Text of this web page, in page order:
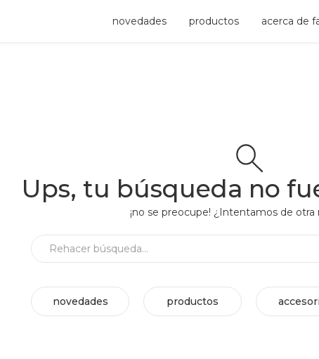
novedades productos acerca de
Ups, tu búsqueda no
¡no se preocupe! ¿Intentamos de otra
Rehacer
novedades productos